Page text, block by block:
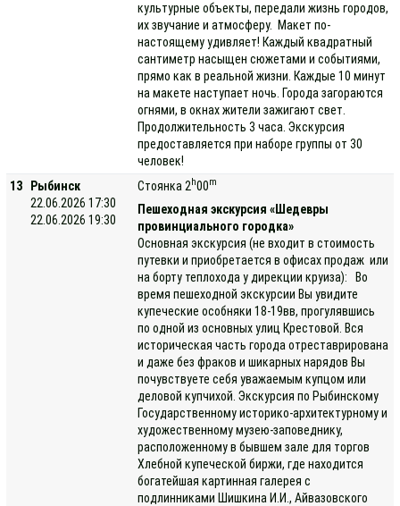
культурные объекты, передали жизнь городов,
их звучание и атмосферу. Макет по-
настоящему удивляет! Каждый квадратный
сантиметр насыщен сюжетами и событиями,
прямо как в реальной жизни. Каждые 10 минут
на макете наступает ночь. Города загораются
огнями, в окнах жители зажигают свет.
Продолжительность 3 часа. Экскурсия
предоставляется при наборе группы от 30
человек!
13
Рыбинск
22.06.2026 17:30
22.06.2026 19:30
Стоянка 2 h00m
Пешеходная экскурсия «Шедевры
провинциального городка»
Основная экскурсия (не входит в стоимость
путевки и приобретается в офисах продаж или
на борту теплохода у дирекции круиза): Во
время пешеходной экскурсии Вы увидите
купеческие особняки 18-19вв, прогулявшись
по одной из основных улиц Крестовой. Вся
историческая часть города отреставрирована
и даже без фраков и шикарных нарядов Вы
почувствуете себя уважаемым купцом или
деловой купчихой. Экскурсия по Рыбинскому
Государственному историко-архитектурному и
художественному музею-заповеднику,
расположенному в бывшем зале для торгов
Хлебной купеческой биржи, где находится
богатейшая картинная галерея с
подлинниками Шишкина И.И., Айвазовского